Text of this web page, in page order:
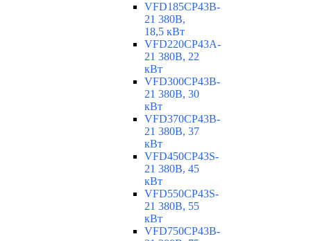
VFD185CP43B-
21 380В,
18,5 кВт
VFD220CP43A-
21 380В, 22
кВт
VFD300CP43B-
21 380В, 30
кВт
VFD370CP43B-
21 380В, 37
кВт
VFD450CP43S-
21 380В, 45
кВт
VFD550CP43S-
21 380В, 55
кВт
VFD750CP43B-